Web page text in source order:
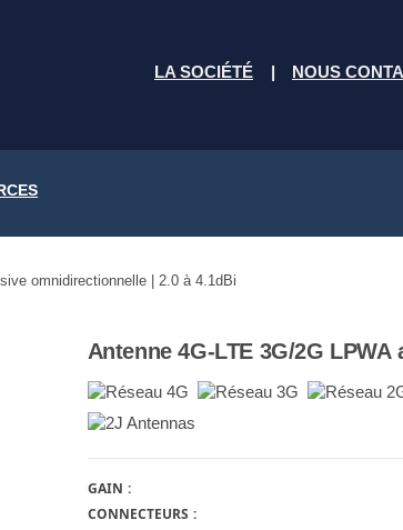
LA SOCIÉTÉ NOUS
omnidirectionnelle | 2.0 à 4.1dBi
Antenne 4G-LTE 3G/2G
GAIN
CONNECTEURS